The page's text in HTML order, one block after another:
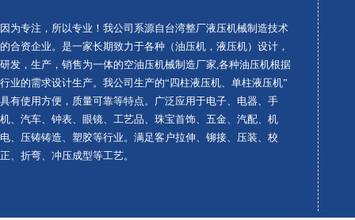
因为专注，所以专业！我公司系源自台湾整厂液压机械制造技术
的合资企业。是一家长期致力于各种（油压机，液压机）设计，
研发，生产，销售为一体的空油压机械制造厂家,各种油压机根据
行业的需求设计生产。我公司生产的“四柱液压机、单柱液压机”
具有使用方便，质量可靠等特点。广泛应用于电子、电器、手
机、汽车、钟表、眼镜、工艺品、珠宝首饰、五金、汽配、机
电、压铸铸造、塑胶等行业。满足客户拉伸、铆接、压装、校
正、折弯、冲压成型等工艺。